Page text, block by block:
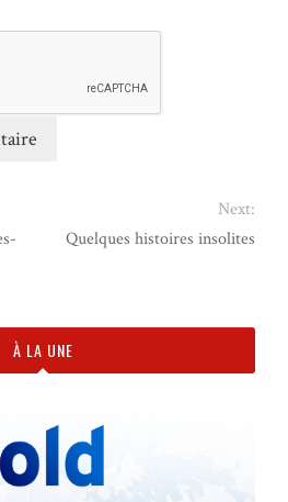
Next:
Quelques histoires insolites
À LA UNE